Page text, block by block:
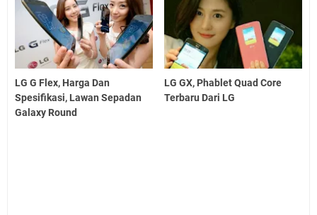
LG G Flex, Harga Dan
Spesifikasi, Lawan Sepadan
Galaxy Round
LG GX, Phablet Quad Core
Terbaru Dari LG